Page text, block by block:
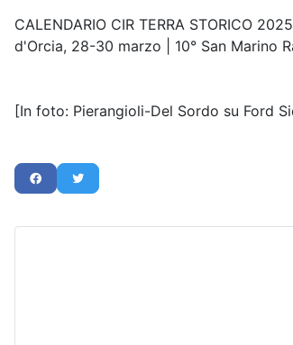
CALENDARIO CIR TERRA STORICO
d'Orcia, 28-30 marzo | 10° San Marino
[In foto: Pierangioli-Del Sordo su Ford